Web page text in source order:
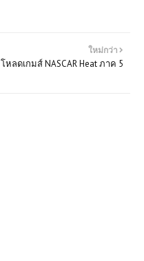
ใหม่กว่า
โหลดเกมส์ NASCAR Heat ภาค 5